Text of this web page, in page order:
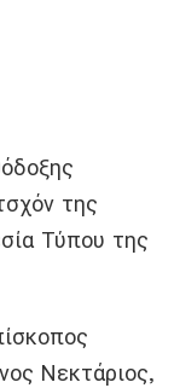
της
Τύπου της
Νεκτάριος,